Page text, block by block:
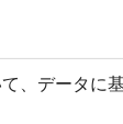
、データに